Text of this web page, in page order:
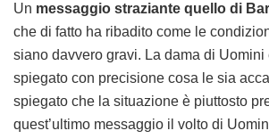
Un messaggio straziante quello di
che di fatto ha ribadito come le
siano davvero gravi. La dama di Uomini
spiegato con precisione cosa le sia
spiegato che la situazione è piuttosto
quest’ultimo messaggio il volto di